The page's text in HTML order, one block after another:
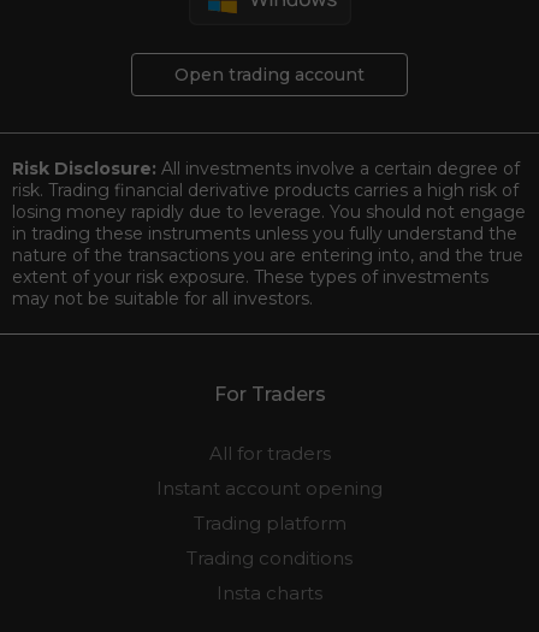
Open trading account
Risk Disclosure: All investments involve a certain degree of
risk. Trading financial derivative products carries a high risk of
losing money rapidly due to leverage. You should not engage
in trading these instruments unless you fully understand the
nature of the transactions you are entering into, and the true
extent of your risk exposure. These types of investments
may not be suitable for all investors.
For Traders
All for traders
Instant account opening
Trading platform
Trading conditions
Insta charts